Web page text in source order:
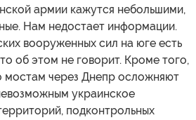
армии кажутся небольшими,
Нам недостает информации.
вооруженных сил на юге есть
об этом не говорит. Кроме того,
мостам через Днепр осложняют
украинское
подконтрольных